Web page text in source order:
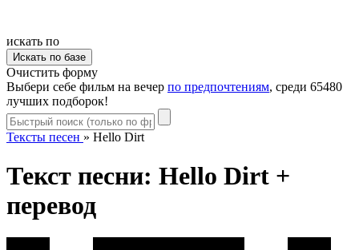
искать по
Очистить форму
Выбери себе фильм на вечер по предпочтениям, среди 65480
лучших подборок!
Тексты песен » Hello Dirt
Текст песни: Hello Dirt +
перевод